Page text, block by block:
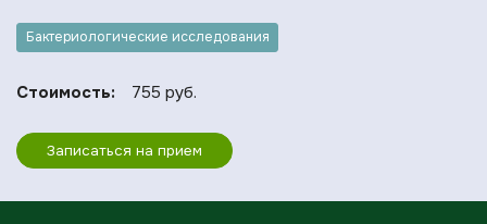
Бактериологические исследования
Стоимость: 755 руб.
Записаться на прием